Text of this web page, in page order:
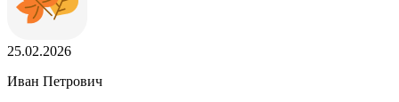
25.02.2026
Иван Петрович